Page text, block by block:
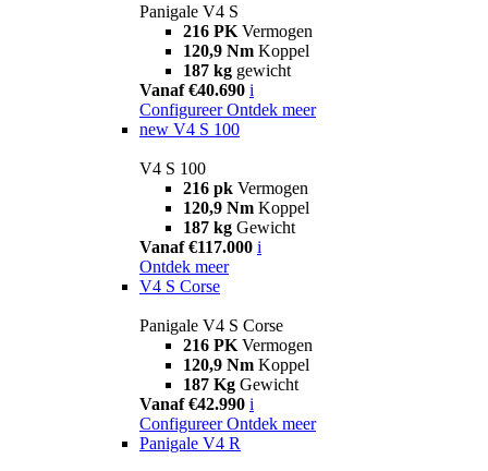
Panigale V4 S
216 PK Vermogen
120,9 Nm Koppel
187 kg gewicht
Vanaf €40.690 i
Configureer Ontdek meer
new V4 S 100
V4 S 100
216 pk Vermogen
120,9 Nm Koppel
187 kg Gewicht
Vanaf €117.000 i
Ontdek meer
V4 S Corse
Panigale V4 S Corse
216 PK Vermogen
120,9 Nm Koppel
187 Kg Gewicht
Vanaf €42.990 i
Configureer Ontdek meer
Panigale V4 R